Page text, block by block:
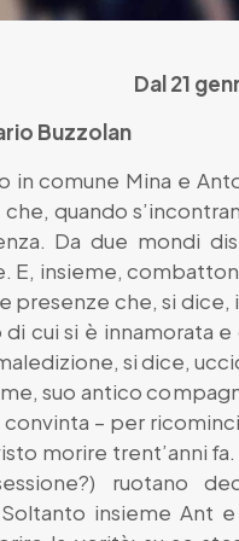
Dal 21
Buzzolan
in comune Mina e
che, quando
Da due mondi
E, insieme,
presenze che, si
cui si è innamorata
si dice,
suo antico
– per
morire trent’anni
ruotano
insieme Ant